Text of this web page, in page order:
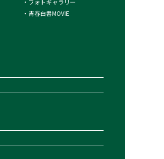
・ フォトギャラリー
・ 青春白書MOVIE